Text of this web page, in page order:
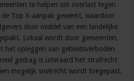
te helpen om overlast tegen
Top X-aanpak gewerkt, waardoor
door middel van een landelijke
Lokaal wordt door gemeenten,
het opleggen van gebiedsverboden
gedrag is uiteraard het strafrecht
mogelijk snelrecht wordt toegepast.